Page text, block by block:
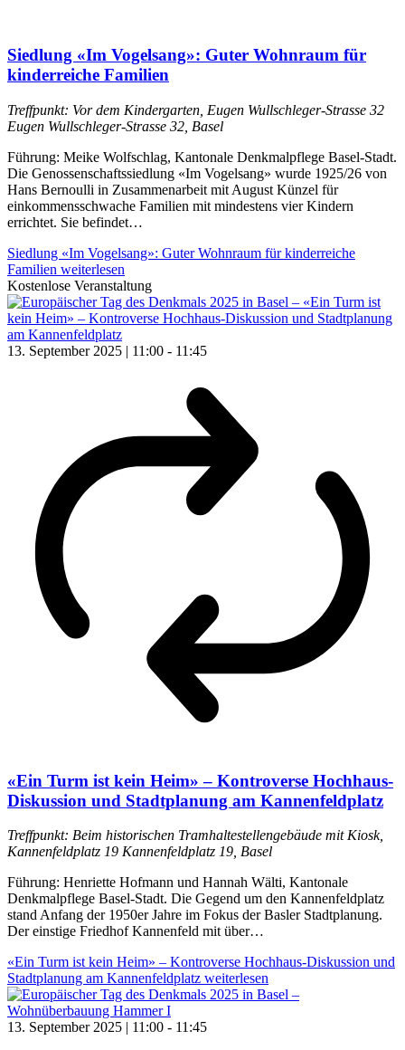
Siedlung «Im Vogelsang»: Guter Wohnraum für
kinderreiche Familien
Treffpunkt: Vor dem Kindergarten, Eugen Wullschleger-Strasse 32
Eugen Wullschleger-Strasse 32, Basel
Führung: Meike Wolfschlag, Kantonale Denkmalpflege Basel-Stadt.
Die Genossenschaftssiedlung «Im Vogelsang» wurde 1925/26 von
Hans Bernoulli in Zusammenarbeit mit August Künzel für
einkommensschwache Familien mit mindestens vier Kindern
errichtet. Sie befindet…
Siedlung «Im Vogelsang»: Guter Wohnraum für kinderreiche
Familien weiterlesen
Kostenlose Veranstaltung
13. September 2025 | 11:00 - 11:45
«Ein Turm ist kein Heim» – Kontroverse Hochhaus-
Diskussion und Stadtplanung am Kannenfeldplatz
Treffpunkt: Beim historischen Tramhaltestellengebäude mit Kiosk,
Kannenfeldplatz 19 Kannenfeldplatz 19, Basel
Führung: Henriette Hofmann und Hannah Wälti, Kantonale
Denkmalpflege Basel-Stadt. Die Gegend um den Kannenfeldplatz
stand Anfang der 1950er Jahre im Fokus der Basler Stadtplanung.
Der einstige Friedhof Kannenfeld mit über…
«Ein Turm ist kein Heim» – Kontroverse Hochhaus-Diskussion und
Stadtplanung am Kannenfeldplatz weiterlesen
13. September 2025 | 11:00 - 11:45